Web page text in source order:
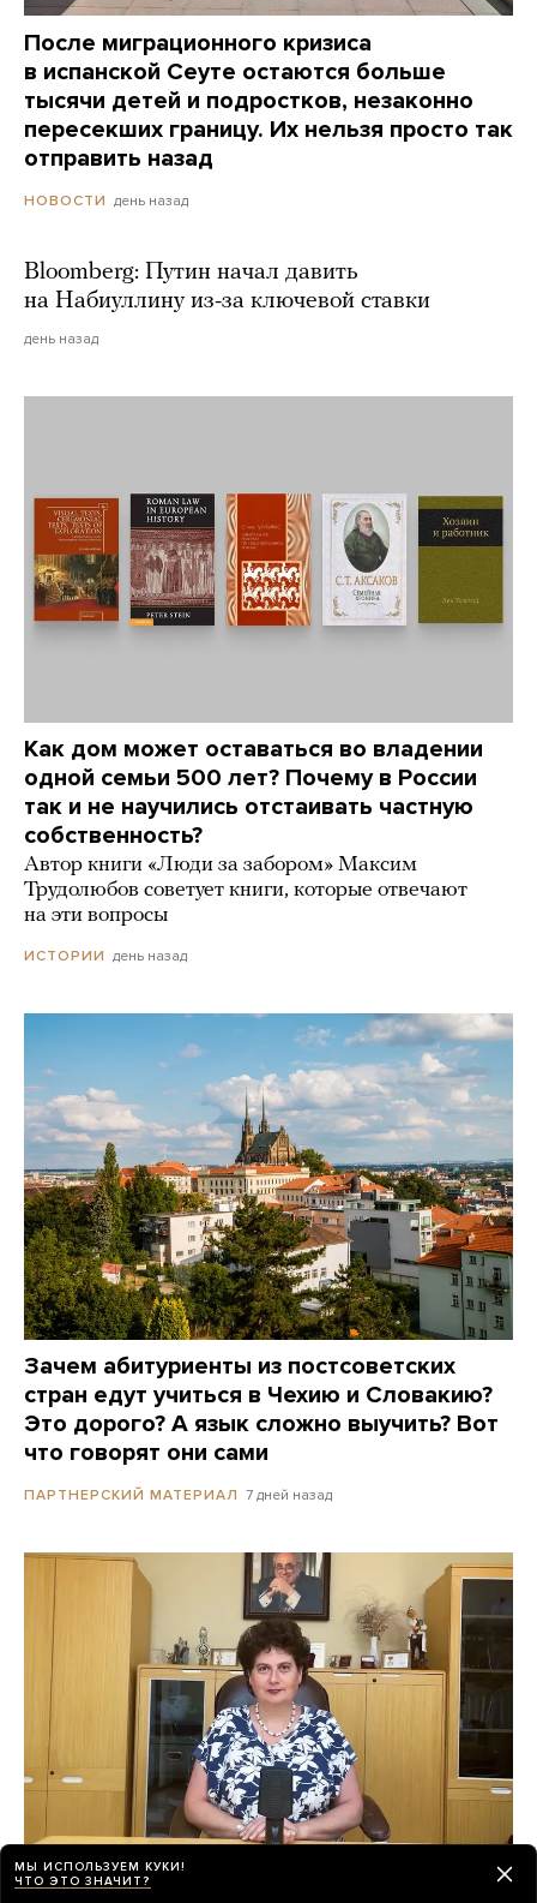
После миграционного кризиса
в испанской Сеуте остаются больше
тысячи детей и подростков, незаконно
пересекших границу. Их нельзя просто так
отправить назад
НОВОСТИ день назад
Bloomberg: Путин начал давить
на Набиуллину из-за ключевой ставки
день назад
Как дом может оставаться во владении
одной семьи 500 лет? Почему в России
так и не научились отстаивать частную
собственность?
Автор книги «Люди за забором» Максим
Трудолюбов советует книги, которые отвечают
на эти вопросы
ИСТОРИИ день назад
Зачем абитуриенты из постсоветских
стран едут учиться в Чехию и Словакию?
Это дорого? А язык сложно выучить? Вот
что говорят они сами
ПАРТНЕРСКИЙ МАТЕРИАЛ 7 дней назад
МЫ ИСПОЛЬЗУЕМ КУКИ!
ЧТО ЭТО ЗНАЧИТ?